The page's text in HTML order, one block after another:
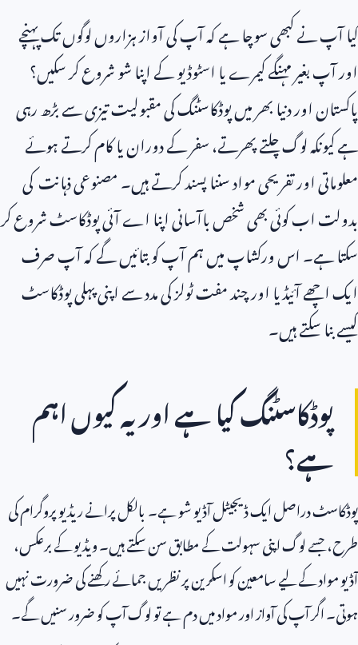
کیا آپ نے کبھی سوچا ہے کہ آپ کی آواز ہزاروں لوگوں تک پہنچے
اور آپ بغیر مہنگے کیمرے یا اسٹوڈیو کے اپنا شو شروع کر سکیں؟
پاکستان اور دنیا بھر میں پوڈکاسٹنگ کی مقبولیت تیزی سے بڑھ رہی
ہے کیونکہ لوگ چلتے پھرتے، سفر کے دوران یا کام کرتے ہوئے
معلوماتی اور تفریحی مواد سننا پسند کرتے ہیں۔ مصنوعی ذہانت کی
بدولت اب کوئی بھی شخص باآسانی اپنا اے آئی پوڈکاسٹ شروع کر
سکتا ہے۔ اس ورکشاپ میں ہم آپ کو بتائیں گے کہ آپ صرف
ایک اچھے آئیڈیا اور چند مفت ٹولز کی مدد سے اپنی پہلی پوڈکاسٹ
کیسے بنا سکتے ہیں۔
پوڈکاسٹنگ کیا ہے اور یہ کیوں اہم
ہے؟
پوڈکاسٹ دراصل ایک ڈیجیٹل آڈیو شو ہے۔ بالکل پرانے ریڈیو پروگرام کی
طرح، جسے لوگ اپنی سہولت کے مطابق سن سکتے ہیں۔ ویڈیو کے برعکس،
آڈیو مواد کے لیے سامعین کو اسکرین پر نظریں جمائے رکھنے کی ضرورت نہیں
ہوتی۔ اگر آپ کی آواز اور مواد میں دم ہے تو لوگ آپ کو ضرور سنیں گے۔